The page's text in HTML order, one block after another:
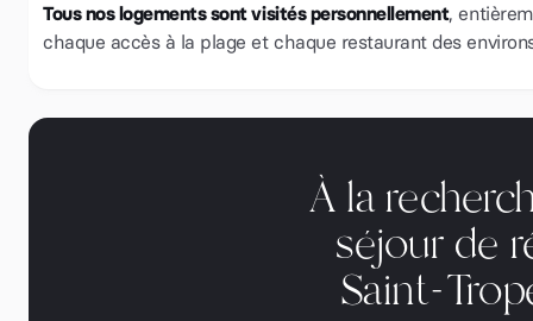
Tous nos logements sont visités personnellement,
chaque accès à la plage et chaque restaurant des
À la
séjour de
Saint-